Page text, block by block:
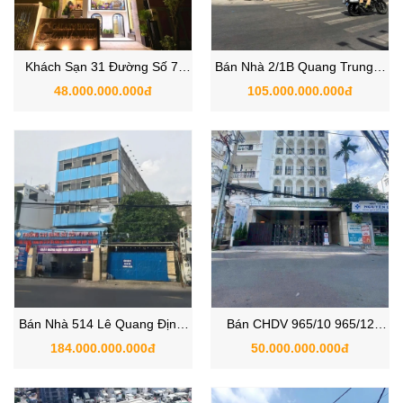
Khách Sạn 31 Đường Số 7,
Phường Gò Vấp, Quận Gò
48.000.000.000đ
Bán Nhà 2/1B Quang Trung &
Thống Nhất , Phường Thông
105.000.000.000đ
Bán Nhà 514 Lê Quang Định,
Phường Thạnh Thông, Quận
184.000.000.000đ
Bán CHDV 965/10 965/12
Quang Trung, An Hội Tây,
50.000.000.000đ